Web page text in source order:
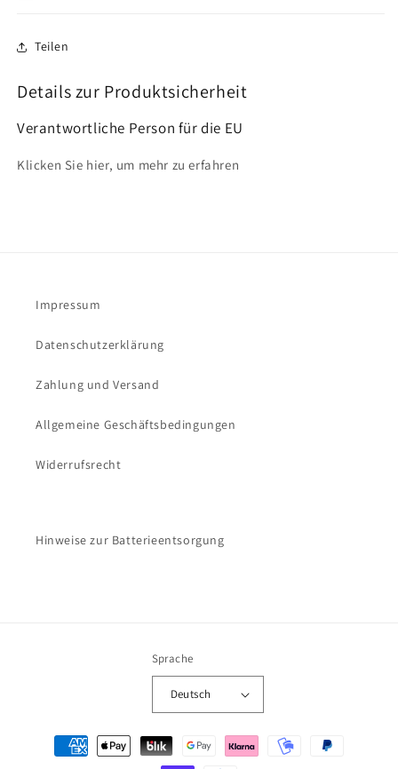
Teilen
Details zur Produktsicherheit
Verantwortliche Person für die EU
Klicken Sie hier, um mehr zu erfahren
Impressum
Datenschutzerklärung
Zahlung und Versand
Allgemeine Geschäftsbedingungen
Widerrufsrecht
Hinweise zur Batterieentsorgung
Sprache
Deutsch
Zahlungsmethoden